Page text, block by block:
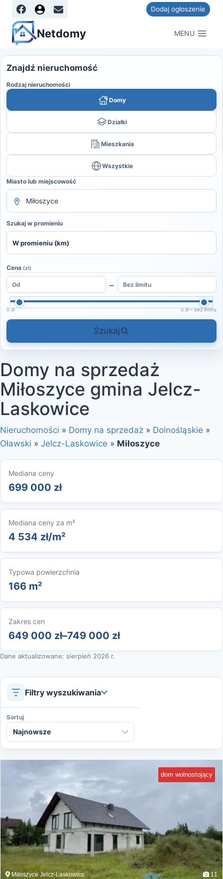
Dodaj ogłoszenie
Netdomy MENU
Znajdź nieruchomość
Rodzaj nieruchomości
Domy
Działki
Mieszkania
Wszystkie
Miasto lub miejscowość
Szukaj w promieniu
Cena (zł)
–
0 zł 0 zł – bez limitu
Szukaj
Domy na sprzedaż
Miłoszyce gmina Jelcz-
Laskowice
Nieruchomości » Domy na sprzedaż » Dolnośląskie »
Oławski » Jelcz-Laskowice » Miłoszyce
Mediana ceny
699 000 zł
Mediana ceny za m²
4 534 zł/m²
Typowa powierzchnia
166 m²
Zakres cen
649 000 zł–749 000 zł
Dane aktualizowane: sierpień 2026 r.
Filtry wyszukiwania
Sortuj
dom wolnostojący
Miłoszyce Jelcz-Laskowice 11